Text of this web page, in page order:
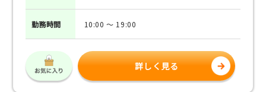
勤務時間 10:00 ～ 19:00
詳しく見る